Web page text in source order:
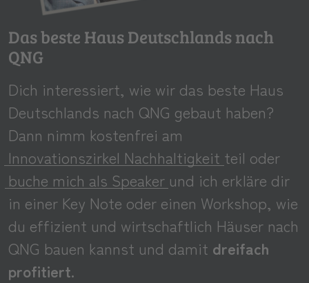
Das beste Haus Deutschlands nach
QNG
Dich interessiert, wie wir das beste Haus
Deutschlands nach QNG gebaut haben?
Dann nimm kostenfrei am
Innovationszirkel Nachhaltigkeit teil oder
buche mich als Speaker und ich erkläre dir
in einer Key Note oder einen Workshop, wie
du effizient und wirtschaftlich Häuser nach
QNG bauen kannst und damit dreifach
profitiert.